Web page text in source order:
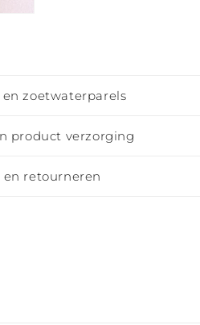
zoetwaterparels
product verzorging
en retourneren